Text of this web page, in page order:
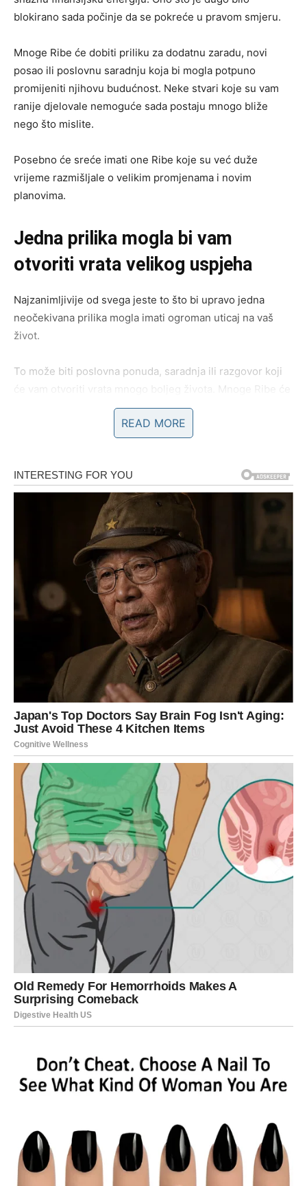
blokirano sada počinje da se pokreće u pravom smjeru.
Mnoge Ribe će dobiti priliku za dodatnu zaradu, novi
posao ili poslovnu saradnju koja bi mogla potpuno
promijeniti njihovu budućnost. Neke stvari koje su vam
ranije djelovale nemoguće sada postaju mnogo bliže
nego što mislite.
Posebno će sreće imati one Ribe koje su već duže
vrijeme razmišljale o velikim promjenama i novim
planovima.
Jedna prilika mogla bi vam
otvoriti vrata velikog uspjeha
Najzanimljivije od svega jeste to što bi upravo jedna
neočekivana prilika mogla imati ogroman uticaj na vaš
život.
To može biti poslovna ponuda, saradnja ili razgovor koji
će vam otvoriti vrata mnogo boljeg života. Mnoge Ribe će
ostati iznenađene koliko brzo bi se stvari mogle
ignorišete nove mogućnosti i da ne dozvolite strahu da
vas zaustavi.
Ljubav vam donosi emocije kakve
dugo niste osjetile
Pored finansijskog uspjeha, naredni period donosi vam i
mnogo ljepšu energiju kada su emocije u pitanju.
Ako ste dugo bile usamljene ili razočarane, sada dolazi
period tokom kojeg biste mogle upoznati osobu koja će
potpuno promijeniti vaš pogled na ljubav.
Jedan susret ili neočekivana poruka mogli bi probuditi
osjećanja kakva dugo niste osjetile. Ribe koje su u vezi
konačno će osjetiti više pažnje, razumijevanja i podrške
od partnera.
Problemi koji su vas ranije opterećivali polako ostaju iza
vas.
vam pomoći
osoba igrati veliku ulogu u vašem životu. To može biti
prijatelj, kolega ili neko koga ste skoro upoznale.
Ova osoba mogla bi vam pomoći važnim savjetom,
READ MORE